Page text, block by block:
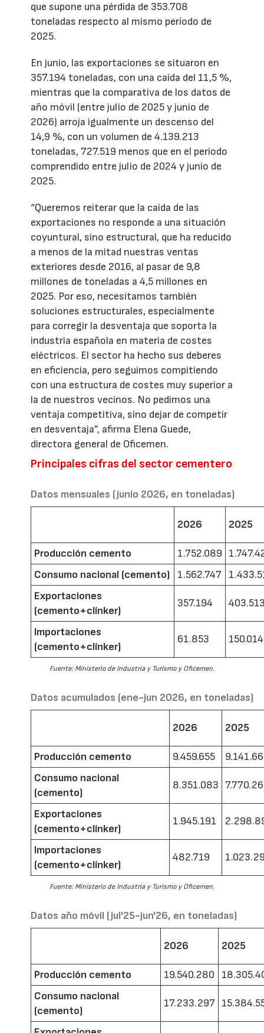
que supone una pérdida de 353.708
toneladas respecto al mismo período de
2025.
En junio, las exportaciones se situaron en
357.194 toneladas, con una caída del 11,5 %,
mientras que la comparativa de los datos de
año móvil (entre julio de 2025 y junio de
2026) arroja igualmente un descenso del
14,9 %, con un volumen de 4.139.213
toneladas, 727.519 menos que en el periodo
comprendido entre julio de 2024 y junio de
2025.
“Queremos reiterar que la caída de las
exportaciones no responde a una situación
coyuntural, sino estructural, que ha reducido
a menos de la mitad nuestras ventas
exteriores desde 2016, al pasar de 9,8
millones de toneladas a 4,5 millones en
2025. Por eso, necesitamos también
soluciones estructurales, especialmente
para corregir la desventaja que soporta la
industria española en materia de costes
eléctricos. El sector ha hecho sus deberes
en eficiencia, pero seguimos compitiendo
con una estructura de costes muy superior a
la de nuestros vecinos. No pedimos una
ventaja competitiva, sino dejar de competir
en desventaja”, afirma Elena Guede,
directora general de Oficemen.
Principales cifras del sector cementero
Datos mensuales (junio 2026, en toneladas)
2026 2025
Producción cemento 1.752.089
Consumo nacional (cemento)
1.562.747
Exportaciones
(cemento+clínker)
357.194
Importaciones
(cemento+clínker)
61.853 150.014
Fuente: Ministerio de Industria y Turismo y Oficemen.
Datos acumulados (ene-jun 2026, en toneladas)
2026 2025
Producción cemento 9.459.655
Consumo nacional
(cemento)
8.351.083
Exportaciones
(cemento+clínker)
1.945.191
Importaciones
(cemento+clínker)
482.719
Fuente: Ministerio de Industria y Turismo y Oficemen.
Datos año móvil (jul'25-jun'26, en toneladas)
2026 2025
Producción cemento 19.540.280
Consumo nacional
(cemento)
17.233.297